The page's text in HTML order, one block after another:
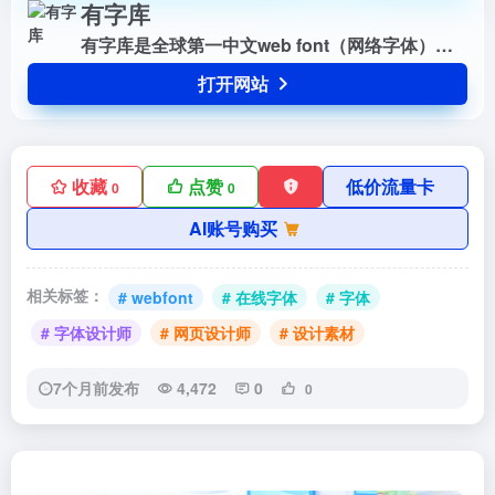
有字库
有字库是全球第一中文web font（网络字体）服务平台
打开网站
收藏 0 点赞0
低价流量卡
AI账号购买
相关标签： # webfont # 在线字体
# 字体
# 字体设计师
# 网页设计师 # 设计素材
7个月前发布 4,472 0 0